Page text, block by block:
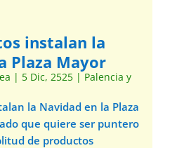
instalan la
Plaza Mayor
| 5 Dic, 2525| Palencia y
la Navidad en la Plaza
que quiere ser puntero
de productos